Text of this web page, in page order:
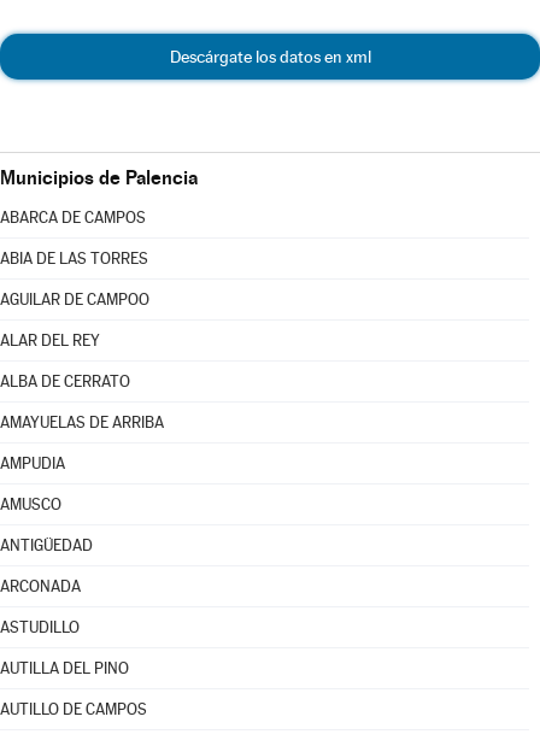
Descárgate los datos en xml
Municipios de Palencia
ABARCA DE CAMPOS
ABIA DE LAS TORRES
AGUILAR DE CAMPOO
ALAR DEL REY
ALBA DE CERRATO
AMAYUELAS DE ARRIBA
AMPUDIA
AMUSCO
ANTIGÜEDAD
ARCONADA
ASTUDILLO
AUTILLA DEL PINO
AUTILLO DE CAMPOS